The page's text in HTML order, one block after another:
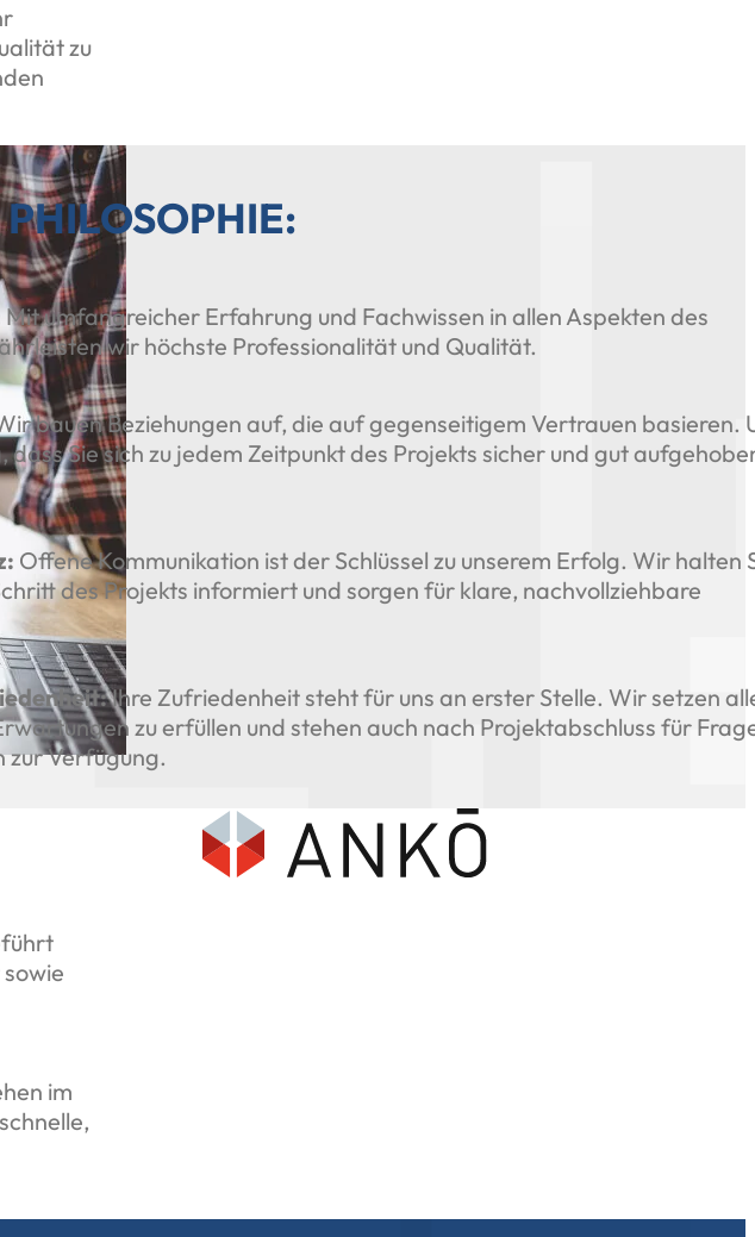
zu
Mit umfangreicher Erfahrung und Fachwissen in allen Aspekten des
wir höchste Professionalität und Qualität.
bauen Beziehungen auf, die auf gegenseitigem Vertrauen basieren.
dass Sie sich zu jedem Zeitpunkt des Projekts sicher und gut
Offene Kommunikation ist der Schlüssel zu unserem Erfolg. Wir halten
des Projekts informiert und sorgen für klare, nachvollziehbare
Ihre Zufriedenheit steht für uns an erster Stelle. Wir setzen
zu erfüllen und stehen auch nach Projektabschluss für
zur Verfügung.
im